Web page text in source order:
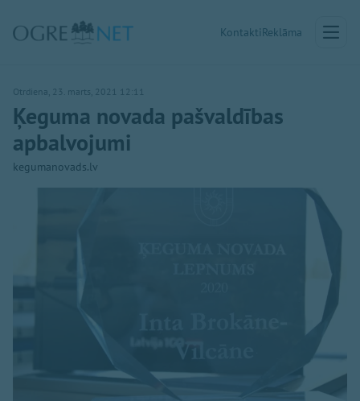
KontaktiReklāma
Otrdiena, 23. marts, 2021 12:11
Ķeguma novada pašvaldības
apbalvojumi
kegumanovads.lv